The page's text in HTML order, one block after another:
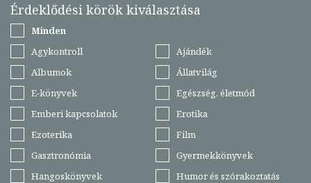
Érdeklődési körök kiválasztása
Minden
Agykontroll
Ajándék
Albumok
Állatvilág
E-könyvek
Egészség, életmód
Emberi kapcsolatok
Erotika
Ezoterika
Film
Gasztronómia
Gyermekkönyvek
Hangoskönyvek
Humor és szórakoztatás